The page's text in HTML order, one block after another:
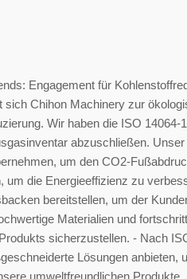
Engagement für
Chihon Machinery zur
Wir haben die ISO 14064-
abzuschließen. Unser
um den CO2-
um die Energieeffizienz zu
bereitstellen, um der
Materialien und
sicherzustellen. - Nach
Lösungen anbieten,
umweltfreundlichen Produkte.